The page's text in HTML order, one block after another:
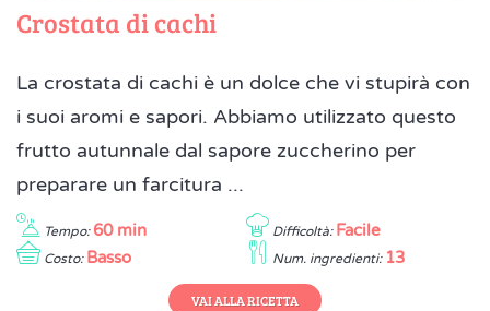
Crostata di cachi
La crostata di cachi è un dolce che vi stupirà con
i suoi aromi e sapori. Abbiamo utilizzato questo
frutto autunnale dal sapore zuccherino per
preparare un farcitura ...
Tempo: 60 min Difficoltà: Facile
Costo: Basso Num. ingredienti: 13
VAI ALLA RICETTA